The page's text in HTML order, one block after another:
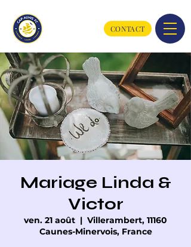
CONTACT
Mariage Linda &
Victor
ven. 21 août
  |
Villerambert, 11160
Caunes-Minervois, France